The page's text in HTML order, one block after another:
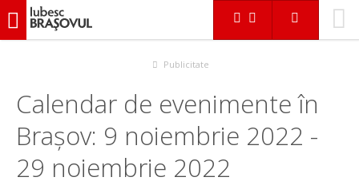
iubescbraşovul.ro
Publicitate
Calendar de evenimente în
Brașov: 9 noiembrie 2022 -
29 noiembrie 2022